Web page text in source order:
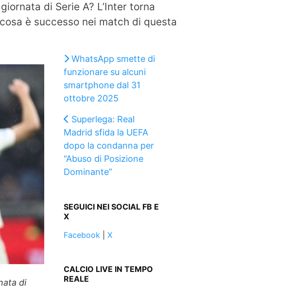
di Serie A? L’Inter torna
è successo nei match di questa
di
WhatsApp smette di
funzionare su alcuni
smartphone dal 31
ottobre 2025
Superlega: Real
Madrid sfida la UEFA
dopo la condanna per
“Abuso di Posizione
Dominante”
SEGUICI NEI SOCIAL FB E
X
Facebook| X
CALCIO LIVE IN TEMPO
REALE